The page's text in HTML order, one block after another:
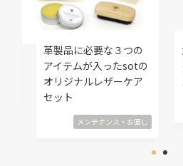
革製品に必要な３つの
アイテムが入ったsotの
オリジナルレザーケア
セット
メンテナンス・お直し